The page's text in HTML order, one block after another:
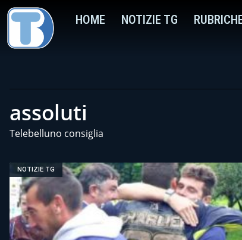
HOME NOTIZIE TG
assoluti
Telebelluno consiglia
NOTIZIE TG